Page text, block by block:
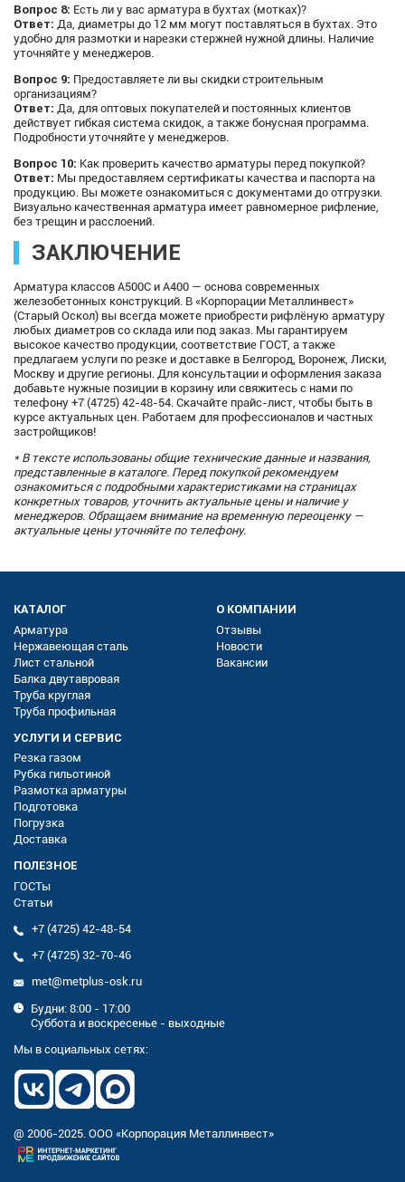
Вопрос 8: Есть ли у вас арматура в бухтах (мотках)?
Ответ: Да, диаметры до 12 мм могут поставляться в бухтах. Это
удобно для размотки и нарезки стержней нужной длины. Наличие
уточняйте у менеджеров.
Вопрос 9: Предоставляете ли вы скидки строительным
организациям?
Ответ: Да, для оптовых покупателей и постоянных клиентов
действует гибкая система скидок, а также бонусная программа.
Подробности уточняйте у менеджеров.
Вопрос 10: Как проверить качество арматуры перед покупкой?
Ответ: Мы предоставляем сертификаты качества и паспорта на
продукцию. Вы можете ознакомиться с документами до отгрузки.
Визуально качественная арматура имеет равномерное рифление,
без трещин и расслоений.
ЗАКЛЮЧЕНИЕ
Арматура классов А500С и А400 — основа современных
железобетонных конструкций. В «Корпорации Металлинвест»
(Старый Оскол) вы всегда можете приобрести рифлёную арматуру
любых диаметров со склада или под заказ. Мы гарантируем
высокое качество продукции, соответствие ГОСТ, а также
предлагаем услуги по резке и доставке в Белгород, Воронеж, Лиски,
Москву и другие регионы. Для консультации и оформления заказа
добавьте нужные позиции в корзину или свяжитесь с нами по
телефону +7 (4725) 42-48-54. Скачайте прайс-лист, чтобы быть в
курсе актуальных цен. Работаем для профессионалов и частных
застройщиков!
* В тексте использованы общие технические данные и названия,
представленные в каталоге. Перед покупкой рекомендуем
ознакомиться с подробными характеристиками на страницах
конкретных товаров, уточнить актуальные цены и наличие у
менеджеров. Обращаем внимание на временную переоценку —
актуальные цены уточняйте по телефону.
КАТАЛОГ
Арматура
Нержавеющая сталь
Лист стальной
Балка двутавровая
Труба круглая
Труба профильная
О КОМПАНИИ
Отзывы
Новости
Вакансии
УСЛУГИ И СЕРВИС
Резка газом
Рубка гильотиной
Размотка арматуры
Подготовка
Погрузка
Доставка
ПОЛЕЗНОЕ
ГОСТы
Статьи
+7 (4725) 42-48-54
+7 (4725) 32-70-46
met@metplus-osk.ru
Будни: 8:00 - 17:00
Суббота и воскресенье - выходные
Мы в социальных сетях:
@ 2006-2025. ООО «Корпорация Металлинвест»